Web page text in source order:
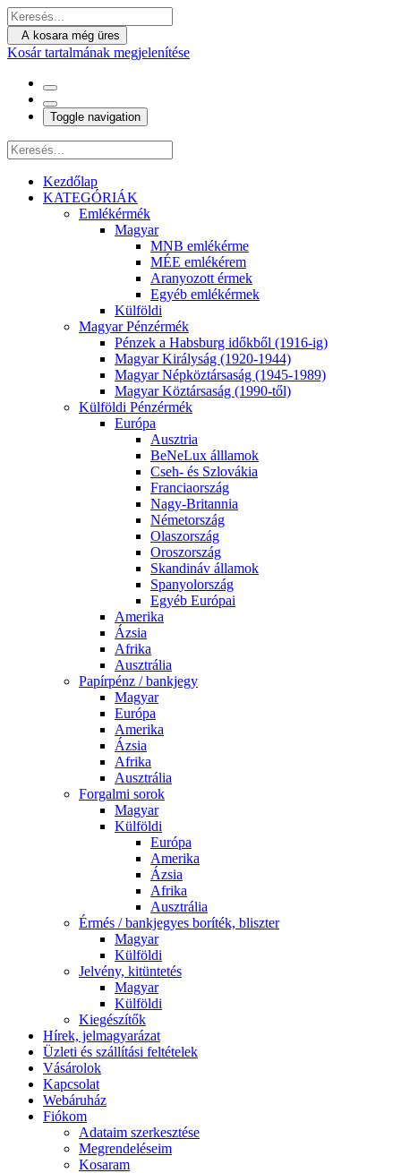
A kosara még üres
Kosár tartalmának megjelenítése
Toggle navigation
Kezdőlap
KATEGÓRIÁK
Emlékérmék
Magyar
MNB emlékérme
MÉE emlékérem
Aranyozott érmek
Egyéb emlékérmek
Külföldi
Magyar Pénzérmék
Pénzek a Habsburg időkből (1916-ig)
Magyar Királyság (1920-1944)
Magyar Népköztársaság (1945-1989)
Magyar Köztársaság (1990-től)
Külföldi Pénzérmék
Európa
Ausztria
BeNeLux álllamok
Cseh- és Szlovákia
Franciaország
Nagy-Britannia
Németország
Olaszország
Oroszország
Skandináv államok
Spanyolország
Egyéb Európai
Amerika
Ázsia
Afrika
Ausztrália
Papírpénz / bankjegy
Magyar
Európa
Amerika
Ázsia
Afrika
Ausztrália
Forgalmi sorok
Magyar
Külföldi
Európa
Amerika
Ázsia
Afrika
Ausztrália
Érmés / bankjegyes boríték, bliszter
Magyar
Külföldi
Jelvény, kitüntetés
Magyar
Külföldi
Kiegészítők
Hírek, jelmagyarázat
Üzleti és szállítási feltételek
Vásárolok
Kapcsolat
Webáruház
Fiókom
Adataim szerkesztése
Megrendeléseim
Kosaram